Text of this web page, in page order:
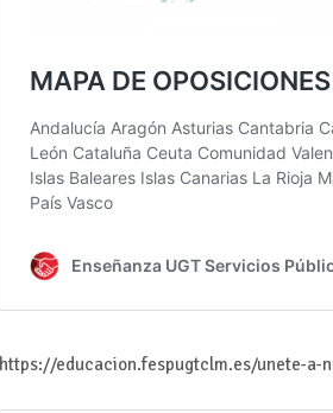
https://educacion.fespugtclm.es/unete-a-